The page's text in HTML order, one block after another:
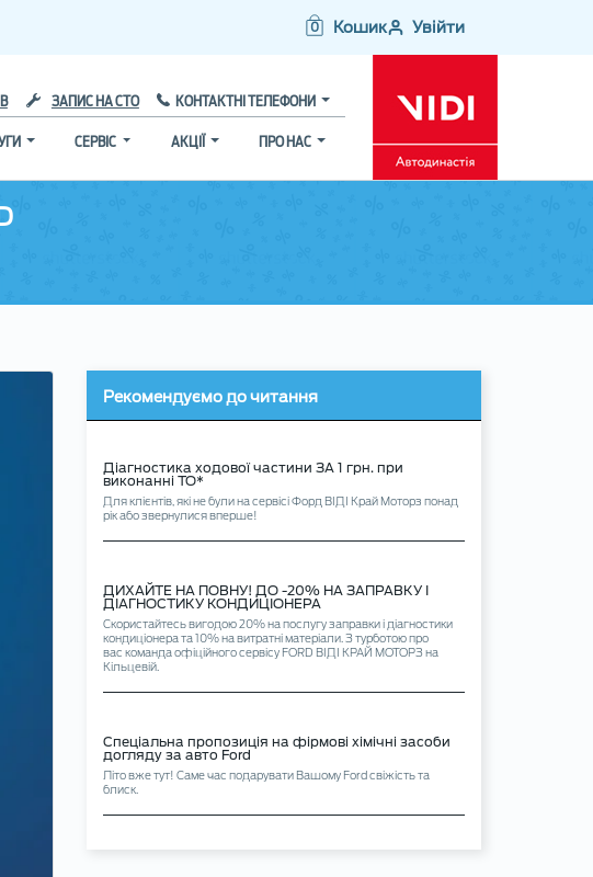
Увійти
0 Кошик
ЗАПИС НА СТО КОНТАКТНІ ТЕЛЕФОНИ
СЕРВІС АКЦІЇ ПРО НАС
Рекомендуємо до читання
Діагностика ходової частини ЗА 1 грн. при
виконанні ТО*
Для клієнтів, які не були на сервісі Форд ВІДІ Край Моторз понад
рік або звернулися вперше!
ДИХАЙТЕ НА ПОВНУ! ДО -20% НА ЗАПРАВКУ І
ДІАГНОСТИКУ КОНДИЦІОНЕРА
Скористайтесь вигодою 20% на послугу заправки і діагностики
кондиціонера та 10% на витратні матеріали. З турботою про
вас команда офіційного сервісу FORD ВІДІ КРАЙ МОТОРЗ на
Кільцевій.
Спеціальна пропозиція на фірмові хімічні засоби
догляду за авто Ford
Літо вже тут! Саме час подарувати Вашому Ford свіжість та
блиск.